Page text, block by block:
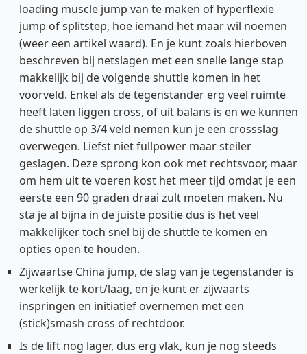
loading muscle jump van te maken of hyperflexie
jump of splitstep, hoe iemand het maar wil noemen
(weer een artikel waard). En je kunt zoals hierboven
beschreven bij netslagen met een snelle lange stap
makkelijk bij de volgende shuttle komen in het
voorveld. Enkel als de tegenstander erg veel ruimte
heeft laten liggen cross, of uit balans is en we kunnen
de shuttle op 3/4 veld nemen kun je een crossslag
overwegen. Liefst niet fullpower maar steiler
geslagen. Deze sprong kon ook met rechtsvoor, maar
om hem uit te voeren kost het meer tijd omdat je een
eerste een 90 graden draai zult moeten maken. Nu
sta je al bijna in de juiste positie dus is het veel
makkelijker toch snel bij de shuttle te komen en
opties open te houden.
Zijwaartse China jump, de slag van je tegenstander is
werkelijk te kort/laag, en je kunt er zijwaarts
inspringen en initiatief overnemen met een
(stick)smash cross of rechtdoor.
Is de lift nog lager, dus erg vlak, kun je nog steeds